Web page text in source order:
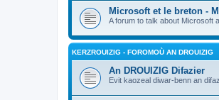
Microsoft et le breton -
A forum to talk about Microsoft
KERZROUIZIG - FOROMOÙ AN DROUIZIG
An DROUIZIG Difazier
Evit kaozeal diwar-benn an